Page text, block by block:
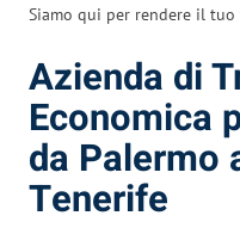
Siamo qui per rendere il tuo
Azienda di
Economica
da Palermo
Tenerife